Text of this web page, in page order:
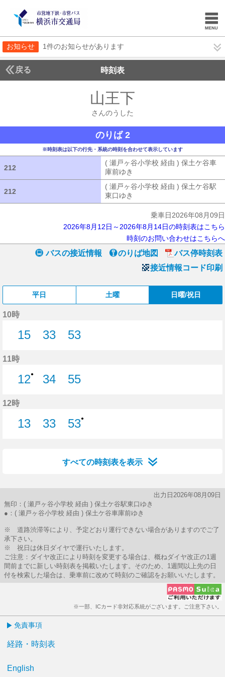
お知らせ 1件のお知らせがあります
戻る 時刻表
山王下
さんのうした
のりば 2
※時刻表は以下の行先・系統の時刻を合わせて表示しています
212
( 瀬戸ヶ谷小学校 経由 ) 保土ケ谷車
庫前ゆき
212
( 瀬戸ヶ谷小学校 経由 ) 保土ケ谷駅
東口ゆき
乗車日2026年08月09日
2026年8月12日～2026年8月14日の時刻表はこちら
時刻のお問い合わせはこちらへ
バスの接近情報 のりば地図
バス停時刻表
接近情報コード印刷
平日 土曜 日曜/祝日
10時
15
33
53
11時
12●
34
55
12時
13
33
53●
すべての時刻表を表示
出力日2026年08月09日
無印：( 瀬戸ヶ谷小学校 経由 ) 保土ケ谷駅東口ゆき
●：( 瀬戸ヶ谷小学校 経由 ) 保土ケ谷車庫前ゆき
※ 道路渋滞等により、予定どおり運行できない場合がありますのでご了
承下さい。
※ 祝日は休日ダイヤで運行いたします。
ご注意：ダイヤ改正により時刻を変更する場合は、概ねダイヤ改正の1週
間前までに新しい時刻表を掲載いたします。そのため、1週間以上先の日
付を検索した場合は、乗車前に改めて時刻のご確認をお願いいたします。
※一部、ICカード非対応系統がございます。ご注意下さい。
免責事項
経路・時刻表
English